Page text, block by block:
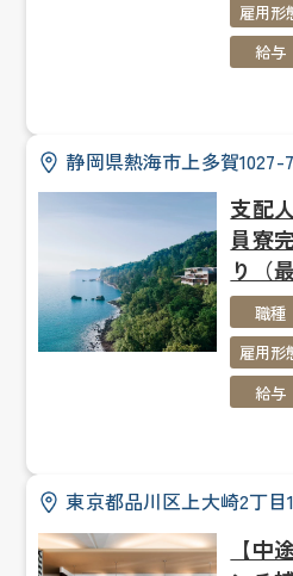
雇用形
給与
静岡県熱海市上多賀1027-
支配
員寮
り（
職種
雇用形
給与
東京都品川区上大崎2丁目
【中